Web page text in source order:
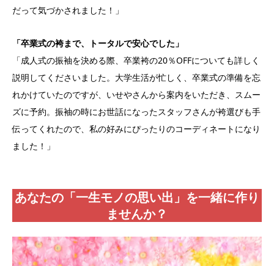
だって気づかされました！」
「卒業式の袴まで、トータルで安心でした」
「成人式の振袖を決める際、卒業袴の20％OFFについても詳しく
説明してくださいました。大学生活が忙しく、卒業式の準備を忘
れかけていたのですが、いせやさんから案内をいただき、スムー
ズに予約。振袖の時にお世話になったスタッフさんが袴選びも手
伝ってくれたので、私の好みにぴったりのコーディネートになり
ました！」
あなたの「一生モノの思い出」を一緒に作り
ませんか？